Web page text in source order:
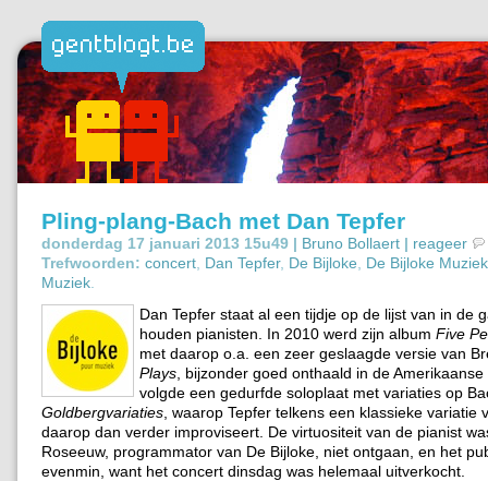
Pling-plang-Bach met Dan Tepfer
donderdag 17 januari 2013 15u49 | Bruno Bollaert | reageer
Trefwoorden: concert Dan Tepfer, De Bijloke
De Bijloke
Muziek
Dan Tepfer staat al een tijdje op de lijst van in de
houden pianisten. In 2010 werd zijn album Five
met daarop o.a. een zeer geslaagde versie van
Plays , bijzonder goed onthaald in de
volgde een gedurfde soloplaat met variaties op
Goldbergvariaties , waarop Tepfer telkens een klassieke variatie
daarop dan verder improviseert. De virtuositeit van de pianist
Roseeuw, programmator van De Bijloke, niet ontgaan, en het
evenmin, want het concert dinsdag was helemaal uitverkocht.